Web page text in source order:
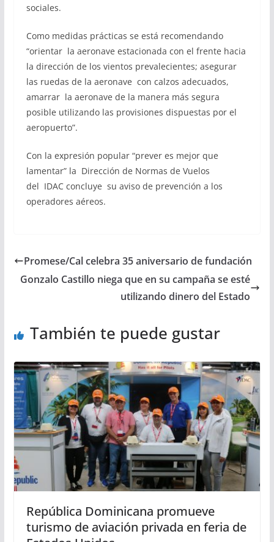
sociales.
Como medidas prácticas se está recomendando
“orientar la aeronave estacionada con el frente hacia
la dirección de los vientos prevalecientes; asegurar
las ruedas de la aeronave con calzos adecuados,
amarrar la aeronave de la manera más segura
posible utilizando las provisiones dispuestas por el
aeropuerto”.
Con la expresión popular “prever es mejor que
lamentar” la Dirección de Normas de Vuelos
del IDAC concluye su aviso de prevención a los
operadores aéreos.
Promese/Cal celebra 35 aniversario de fundación
Gonzalo Castillo niega que en su campaña se esté
utilizando dinero del Estado
También te puede gustar
República Dominicana promueve
turismo de aviación privada en feria de